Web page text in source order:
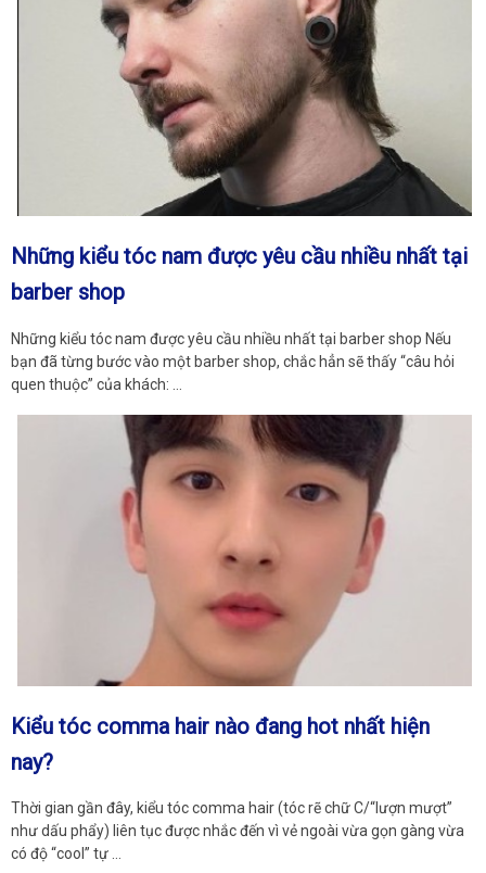
Những kiểu tóc nam được yêu cầu nhiều nhất tại
barber shop
Những kiểu tóc nam được yêu cầu nhiều nhất tại barber shop Nếu
bạn đã từng bước vào một barber shop, chắc hẳn sẽ thấy “câu hỏi
quen thuộc” của khách: …
Kiểu tóc comma hair nào đang hot nhất hiện
nay?
Thời gian gần đây, kiểu tóc comma hair (tóc rẽ chữ C/“lượn mượt”
như dấu phẩy) liên tục được nhắc đến vì vẻ ngoài vừa gọn gàng vừa
có độ “cool” tự …